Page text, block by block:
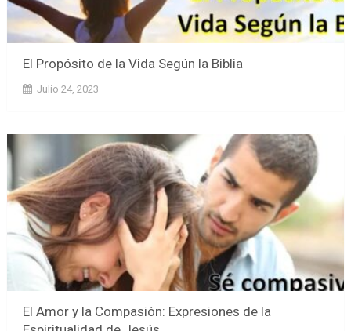
El Propósito de la Vida Según la Biblia
Julio 24, 2023
El Amor y la Compasión: Expresiones de la